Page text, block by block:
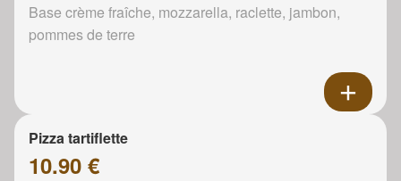
Base crème fraîche, mozzarella, raclette, jambon,
pommes de terre
Pizza tartiflette
10.90 €